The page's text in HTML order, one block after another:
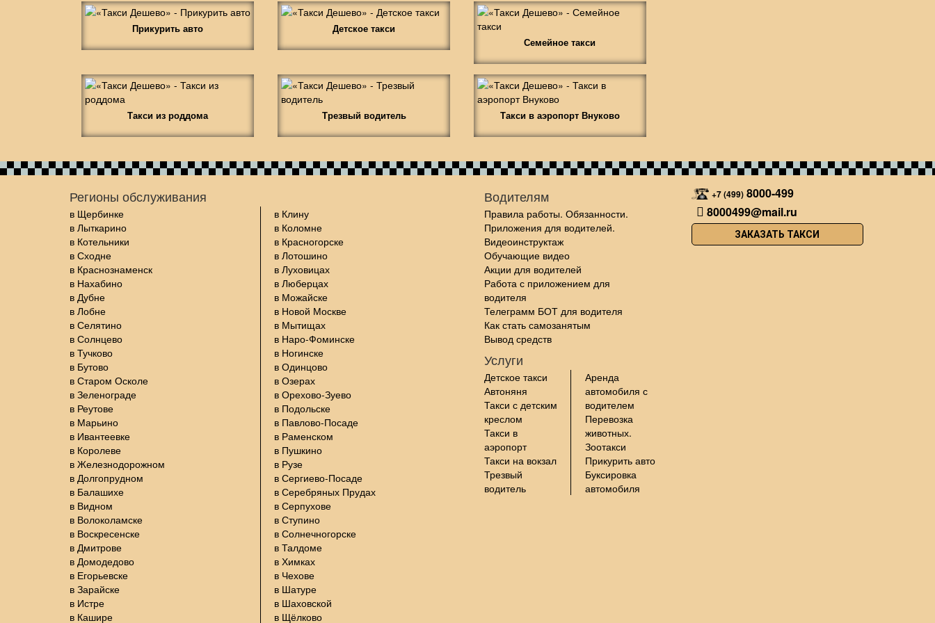
Прикурить авто
Детское такси
Семейное такси
Такси из роддома Трезвый водитель Такси в аэропорт Внуково
Регионы обслуживания
в Щербинке
в Лыткарино
в Котельники
в Сходне
в Краснознаменск
в Нахабино
в Дубне
в Лобне
в Селятино
в Солнцево
в Тучково
в Бутово
в Старом Осколе
в Зеленограде
в Реутове
в Марьино
в Ивантеевке
в Королеве
в Железнодорожном
в Долгопрудном
в Балашихе
в Видном
в Волоколамске
в Воскресенске
в Дмитрове
в Домодедово
в Егорьевске
в Зарайске
в Истре
в Кашире
в Клину
в Коломне
в Красногорске
в Лотошино
в Луховицах
в Люберцах
в Можайске
в Новой Москве
в Мытищах
в Наро-Фоминске
в Ногинске
в Одинцово
в Озерах
в Орехово-Зуево
в Подольске
в Павлово-Посаде
в Раменском
в Пушкино
в Рузе
в Сергиево-Посаде
в Серебряных Прудах
в Серпухове
в Ступино
в Солнечногорске
в Талдоме
в Химках
в Чехове
в Шатуре
в Шаховской
в Щёлково
Водителям
Правила работы. Обязанности.
Приложения для водителей.
Видеоинструктаж
Обучающие видео
Акции для водителей
Работа с приложением для
водителя
Телеграмм БОТ для водителя
Как стать самозанятым
Вывод средств
Услуги
Детское такси
Автоняня
Такси с детским
креслом
Такси в
аэропорт
Такси на вокзал
Трезвый
водитель
Аренда
автомобиля с
водителем
Перевозка
животных.
Зоотакси
Прикурить авто
Буксировка
автомобиля
+7 (499) 8000-499
8000499@mail.ru
ЗАКАЗАТЬ ТАКСИ